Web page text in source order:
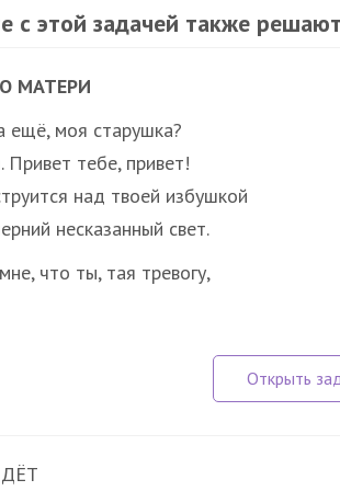
с этой задачей также
МАТЕРИ
ещё, моя старушка?
Привет тебе, привет!
над твоей избушкой
несказанный свет.
что ты, тая тревогу,